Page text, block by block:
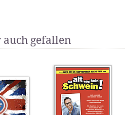
gefallen